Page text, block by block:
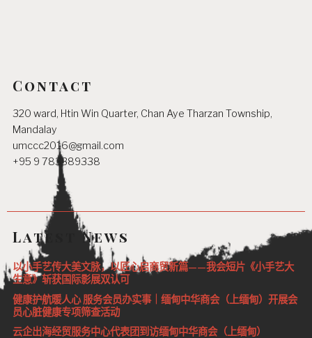
Contact
320 ward, Htin Win Quarter, Chan Aye Tharzan Township,
Mandalay
umccc2016@gmail.com
+95 9 783389338
Latest News
以小手艺传大美文脉，以匠心启商贸新篇——我会短片《小手艺大
生意》斩获国际影展双认可
健康护航暖人心 服务会员办实事｜缅甸中华商会（上缅甸）开展会
员心脏健康专项筛查活动
云企出海经贸服务中心代表团到访缅甸中华商会（上缅甸）